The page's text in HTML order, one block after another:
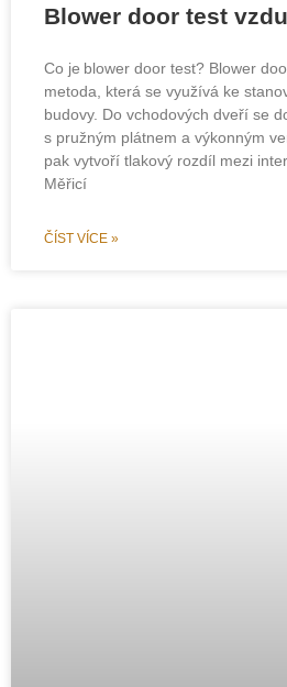
Blower door test
Co je blower door test? Blower
metoda, která se využívá ke
budovy. Do vchodových dveří se
s pružným plátnem a výkonným
pak vytvoří tlakový rozdíl mezi
Měřicí
ČÍST VÍCE »